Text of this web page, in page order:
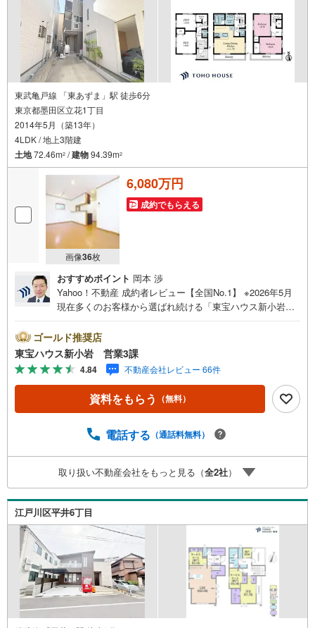
東武亀戸線 「東あずま」駅 徒歩6分
東京都墨田区立花1丁目
2014年5月（築13年）
4LDK / 地上3階建
土地72.46m2 /建物94.39m2
画像36枚
6,080万円
成約でもらえる
おすすめポイント 岡本 渉
Yahoo！不動産 成約者レビュー【全国No.1】 ※2026年5月
現在多くのお客様から選ばれ続ける「東宝ハウス新小岩」
見学OK■営業時間内（9:00～20:00）はお電話でのご連絡が
スムーズです。ご自宅への送迎・最寄駅でのお待ち合わせ
等、お気軽にご相談ください。 選ばれる3つの「圧倒的メ
リット」 （1）【業界最低水準の提携住宅ローン】「他社
で断られた」「借入がある」方も独自審査で多数承認！優
遇金利と各種手数料0円でお得に。（2）【未来カレンダー
ュレーション。「月々いくらなら安心か」をプロが明確に
はありません。専属FPがお引渡し後も一生涯お守りしま
す。 Yahoo！不動産キャンペーン対象店舗 当店でのご成約
でPayPayボーナスがもらえるキャンペーン対象です！※必
ずYahoo！ JAPAN IDでログインの上お問い合わせくださ
い。
ゴールド推奨店
東宝ハウス新小岩 営業3課
4.84 不動産会社レビュー 66件
資料をもらう （無料）
電話する （通話料無料）
取り扱い不動産会社をもっと見る（全2社）
江戸川区平井6丁目